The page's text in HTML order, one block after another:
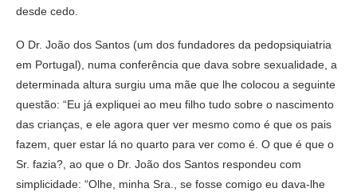
desde cedo.
O Dr. João dos Santos (um dos fundadores da pedopsiquiatria
em Portugal), numa conferência que dava sobre sexualidade, a
determinada altura surgiu uma mãe que lhe colocou a seguinte
questão: “Eu já expliquei ao meu filho tudo sobre o nascimento
das crianças, e ele agora quer ver mesmo como é que os pais
fazem, quer estar lá no quarto para ver como é. O que é que o
Sr. fazia?, ao que o Dr. João dos Santos respondeu com
simplicidade: “Olhe, minha Sra., se fosse comigo eu dava-lhe